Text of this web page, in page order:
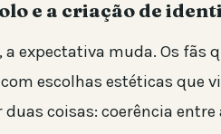
e a criação de
expectativa muda. Os fãs
escolhas estéticas que
coisas: coerência entre